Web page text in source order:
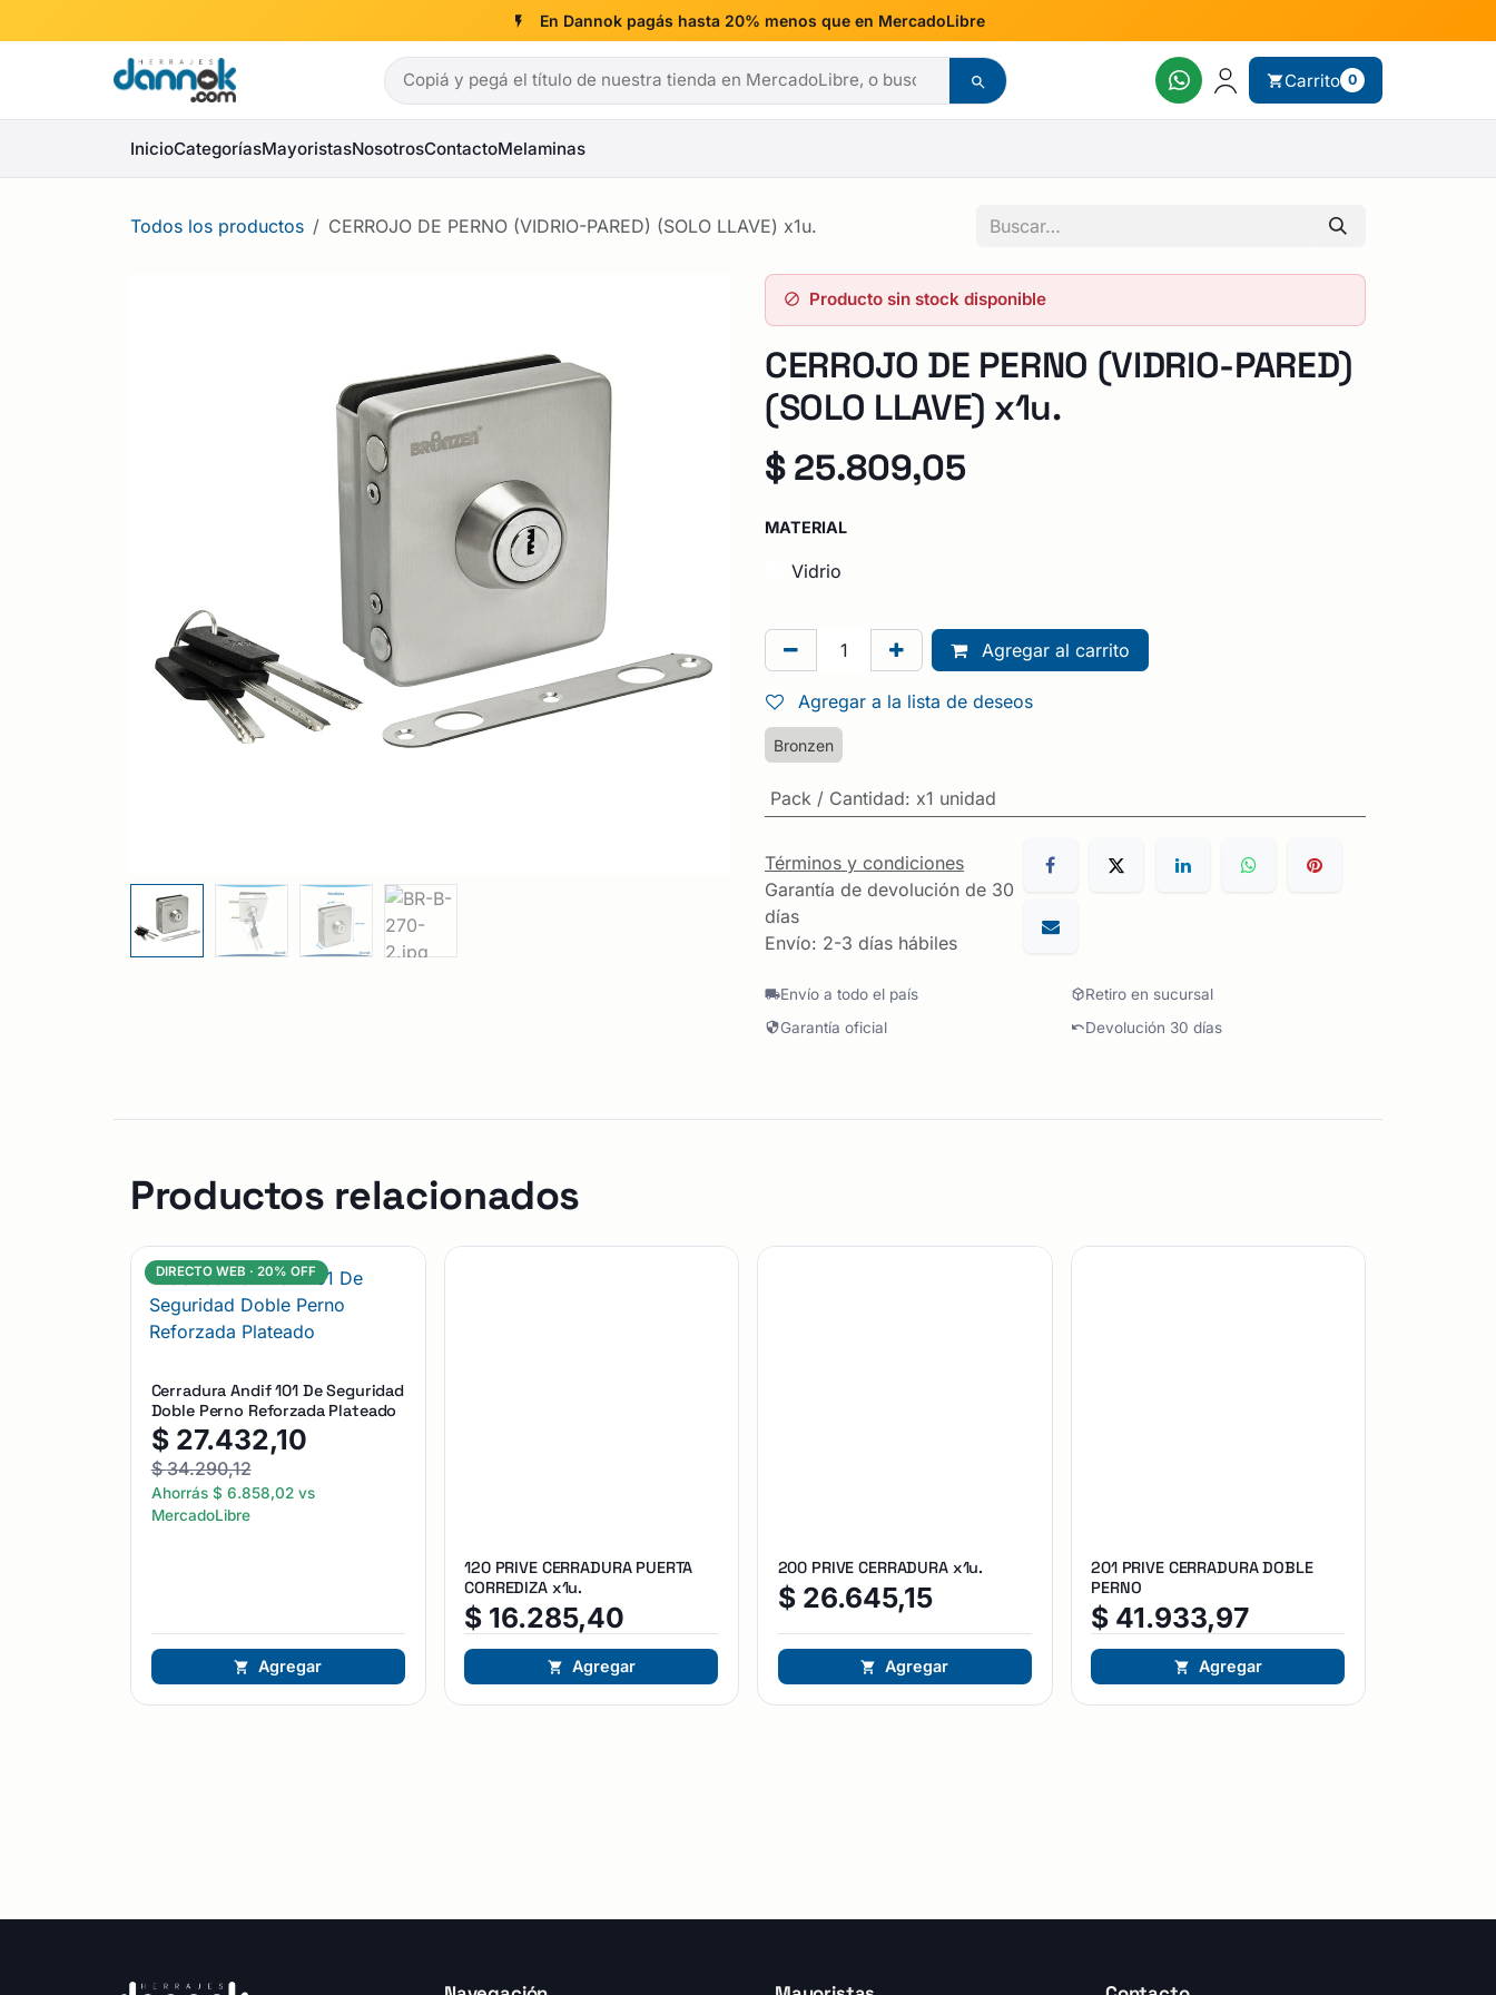
En Dannok pagás hasta 20% menos que en MercadoLibre
Carrito 0
InicioCategoríasMayoristasNosotrosContactoMelaminas
Todos los productos CERROJO DE PERNO (VIDRIO-PARED) (SOLO LLAVE) x1u.
Producto sin stock disponible
CERROJO DE PERNO (VIDRIO-PARED)
(SOLO LLAVE) x1u.
$ 25.809,05
MATERIAL
Vidrio
Agregar al carrito
Agregar a la lista de deseos
Bronzen
Pack / Cantidad: x1 unidad
Términos y condiciones
Garantía de devolución de 30
días
Envío: 2-3 días hábiles
Envío a todo el país
Retiro en sucursal
Garantía oficial
Devolución 30 días
Productos relacionados
DIRECTO WEB ·20% OFF
Cerradura Andif 101 De Seguridad
Doble Perno Reforzada Plateado
$ 27.432,10
$34.290,12
Ahorrás $ 6.858,02vs
MercadoLibre
Agregar
120 PRIVE CERRADURA PUERTA
CORREDIZA x1u.
$ 16.285,40
Agregar
200 PRIVE CERRADURA x1u.
$ 26.645,15
Agregar
201 PRIVE CERRADURA DOBLE
PERNO
$ 41.933,97
Agregar